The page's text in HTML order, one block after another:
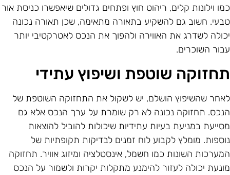
וילונות קלים, ריהוט חוץ ופתחים גדולים שיאפשרו כניסת אור
חשוב גם להשקיע בתאורה מתאימה, שכן תאורה נכונה
לשדרג את האווירה ולהפוך את הנכס לאטרקטיבי יותר
השוכרים.
שוטפת ושיפוץ עתידי
שהשיפוץ הושלם, יש לשקול את התחזוקה השוטפת של
תחזוקה נכונה לא רק שומרת על ערך הנכס אלא גם
במניעת בעיות עתידיות שיכולות להוביל להוצאות
מומלץ לקבוע לוח זמנים לבדיקות תקופתיות של
השונות כמו חשמל, אינסטלציה ומיזוג אוויר. תחזוקה
יכולה לעזור להימנע מתקלות יקרות ולשמור על הנכס